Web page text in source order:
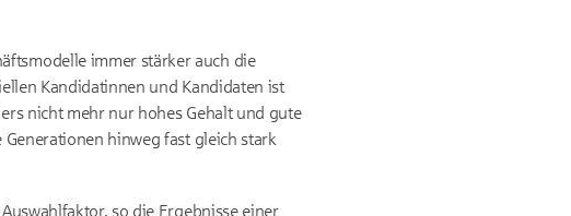
immer stärker auch die
Kandidatinnen und Kandidaten ist
nicht mehr nur hohes Gehalt und gute
hinweg fast gleich stark
so die Ergebnisse einer